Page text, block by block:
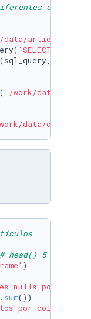
data/articles.db'
'SELECT *
'/work/data/
data/
# head() 5 Filas
nulls por
sum
por columna'